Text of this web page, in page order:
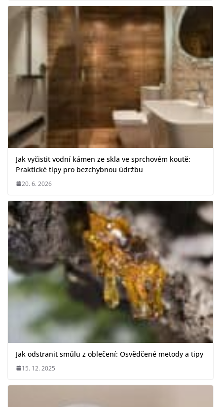
Jak vyčistit vodní kámen ze skla ve sprchovém koutě:
Praktické tipy pro bezchybnou údržbu
20. 6. 2026
Jak odstranit smůlu z oblečení: Osvědčené metody a tipy
15. 12. 2025